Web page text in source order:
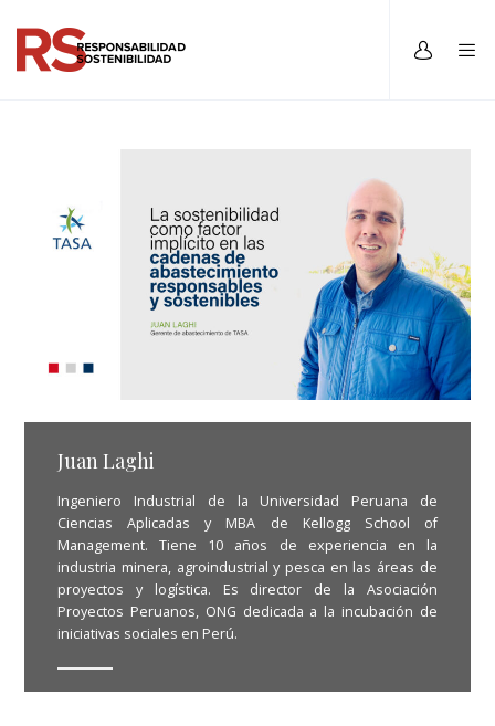
Juan Laghi
Ingeniero Industrial de la Universidad Peruana de
Ciencias Aplicadas y MBA de Kellogg School of
Management. Tiene 10 años de experiencia en la
industria minera, agroindustrial y pesca en las áreas de
proyectos y logística. Es director de la Asociación
Proyectos Peruanos, ONG dedicada a la incubación de
iniciativas sociales en Perú.